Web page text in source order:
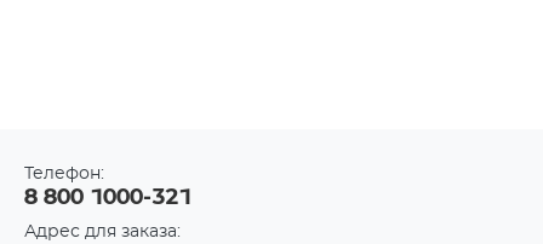
Телефон:
8 800 1000-321
Адрес для заказа: